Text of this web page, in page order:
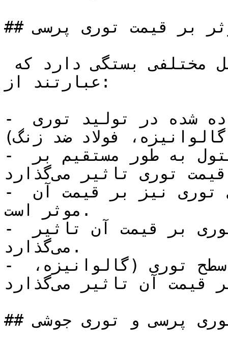
## عوامل موثر بر قیمت توری پرسی
عبارتند از:
- جنس مفتول: نوع مفتول استفاده شده در تولید توری
فولاد ضد زنگ)
- ضخامت مفتول: ضخامت مفتول به طور مستقیم بر
استحکام و قیمت توری تاثیر می‌گذارد.
- اندازه چشمه: اندازه چشمه‌های توری نیز بر قیمت آن
موثر است.
- ابعاد رول: طول و عرض رول توری بر قیمت آن تاثیر
می‌گذارد.
- پوشش سطح: نوع پوشش سطح توری (گالوانیزه،
رنگ‌آمیزی) بر قیمت آن تاثیر می‌گذارد.
## تفاوت توری پرسی و توری جوشی